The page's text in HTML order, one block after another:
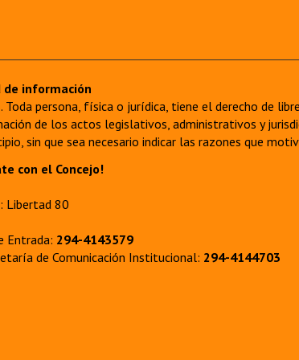
información
Toda persona, física o jurídica, tiene el derecho de
de los actos legislativos, administrativos y
sin que sea necesario indicar las razones que
con el Concejo!
Libertad 80
Entrada: 294-4143579
de Comunicación Institucional: 294-4144703